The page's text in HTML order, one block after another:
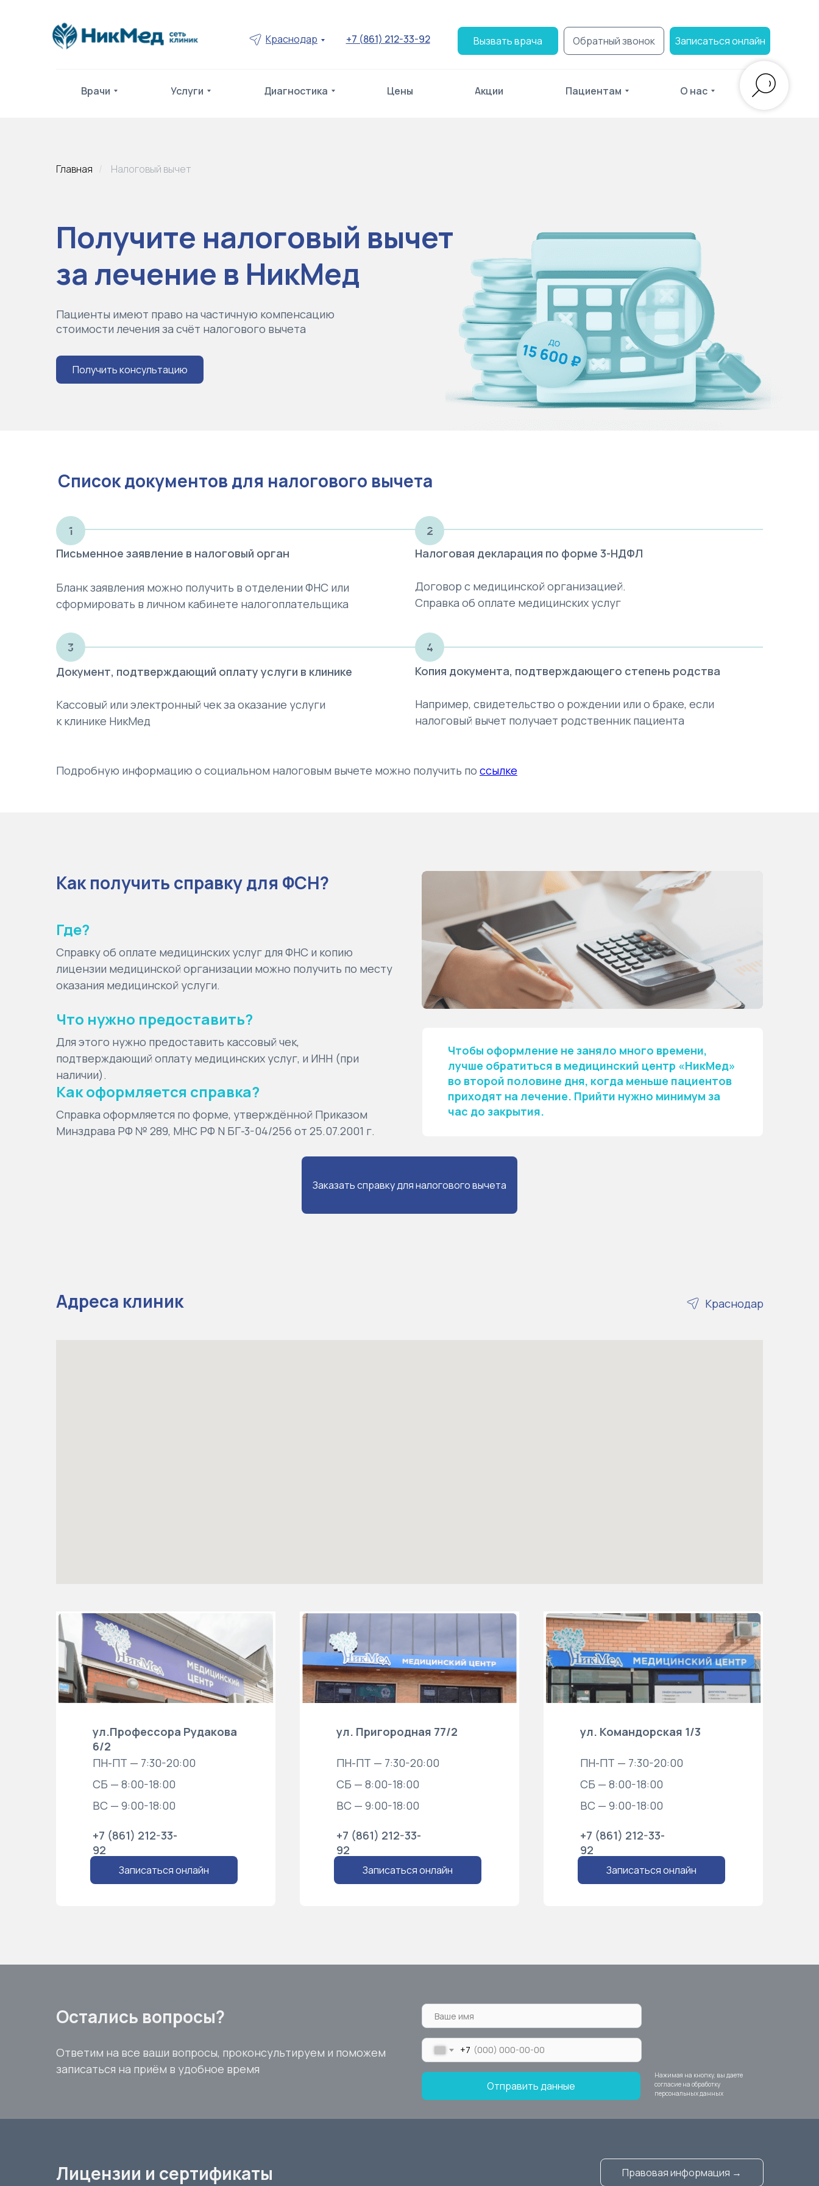
+7 (861) 212-33-92
Краснодар Обратный звонок Записаться онлайн
Вызвать врача
Врачи Услуги Диагностика Цены Акции Пациентам О нас
Главная / Налоговый вычет
Получите налоговый вычет
за лечение в НикМед
Пациенты имеют право на частичную компенсацию
стоимости лечения за счёт налогового вычета
Получить консультацию
1 2
3 4
Список документов для налогового вычета
Письменное заявление в налоговый орган
Документ, подтверждающий оплату услуги в клинике
Бланк заявления можно получить в отделении ФНС или
сформировать в личном кабинете налогоплательщика
Кассовый или электронный чек за оказание услуги
к клинике НикМед
Подробную информацию о социальном налоговым вычете можно получить по ссылке
Налоговая декларация по форме 3-НДФЛ
Договор с медицинской организацией.
Справка об оплате медицинских услуг
Копия документа, подтверждающего степень родства
Например, свидетельство о рождении или о браке, если
налоговый вычет получает родственник пациента
Где?
Что нужно предоставить?
Как оформляется справка?
Справку об оплате медицинских услуг для ФНС и копию
лицензии медицинской организации можно получить по месту
оказания медицинской услуги.
Для этого нужно предоставить кассовый чек,
подтверждающий оплату медицинских услуг, и ИНН (при
наличии).
Справка оформляется по форме, утверждённой Приказом
Минздрава РФ № 289, МНС РФ N БГ-3-04/256 от 25.07.2001 г.
Как получить справку для ФСН?
Чтобы оформление не заняло много времени,
лучше обратиться в медицинский центр «НикМед»
во второй половине дня, когда меньше пациентов
приходят на лечение. Прийти нужно минимум за
час до закрытия.
Заказать справку для налогового вычета
Адреса клиник Краснодар
ул.Профессора Рудакова
6/2
ПН-ПТ — 7:30-20:00
СБ — 8:00-18:00
ВС — 9:00-18:00
+7 (861) 212-33-
92
ул. Командорская 1/3
ПН-ПТ — 7:30-20:00
СБ — 8:00-18:00
ВС — 9:00-18:00
+7 (861) 212-33-
92
ул. Пригородная 77/2
ПН-ПТ — 7:30-20:00
СБ — 8:00-18:00
ВС — 9:00-18:00
+7 (861) 212-33-
92
Записаться онлайн Записаться онлайн Записаться онлайн
Остались вопросы?
Ответим на все ваши вопросы, проконсультируем и поможем
записаться на приём в удобное время
+7
Отправить данные
Нажимая на кнопку, вы даете
согласие на обработку
персональных данных
Лицензии и сертификаты Правовая информация →